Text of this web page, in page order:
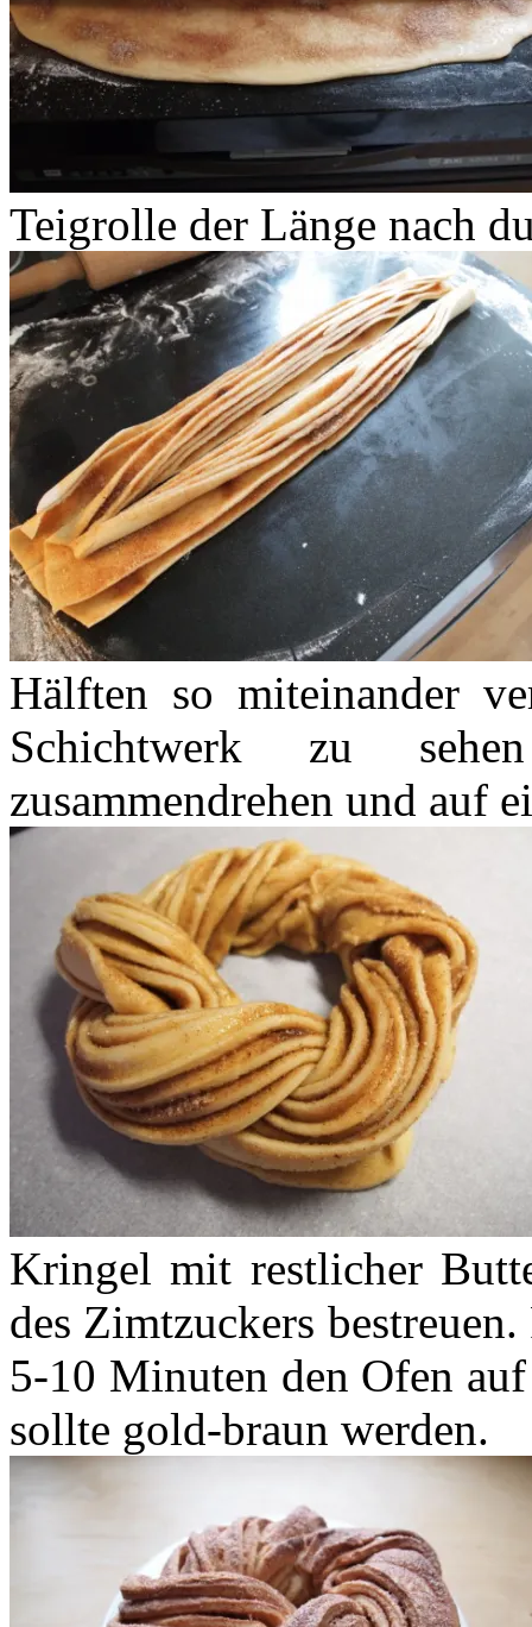
Teigrolle der Länge nach
Hälften so miteinander
Schichtwerk zu
zusammendrehen und auf
Kringel mit restlicher
des Zimtzuckers
5-10 Minuten den Ofen
sollte gold-braun werden.